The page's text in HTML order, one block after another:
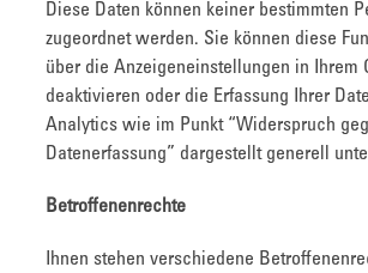
Diese Daten können keiner bestimmten
zugeordnet werden. Sie können diese
über die Anzeigeneinstellungen in Ihrem
deaktivieren oder die Erfassung Ihrer
Analytics wie im Punkt “Widerspruch
Datenerfassung” dargestellt generell
Betroffenenrechte
Ihnen stehen verschiedene